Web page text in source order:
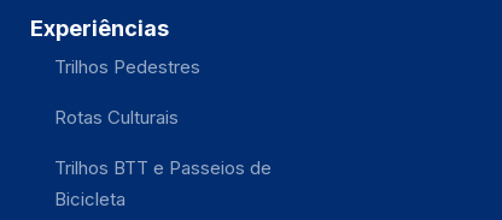
Experiências
Trilhos Pedestres
Rotas Culturais
Trilhos BTT e Passeios de
Bicicleta